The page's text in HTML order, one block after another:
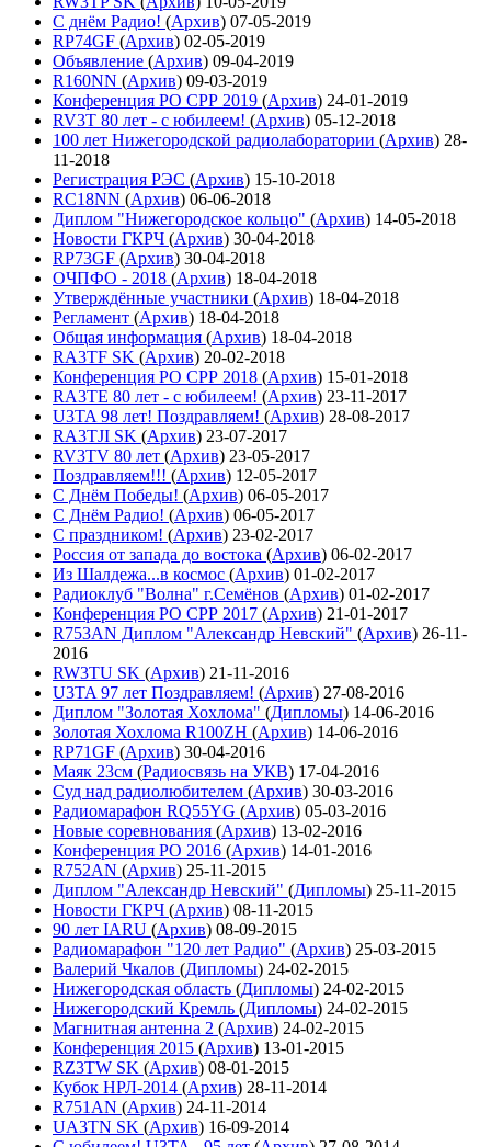
С днём Радио! (Архив) 07-05-2019
RP74GF (Архив) 02-05-2019
Объявление (Архив) 09-04-2019
R160NN (Архив) 09-03-2019
Конференция РО СРР 2019 (Архив) 24-01-2019
RV3T 80 лет - с юбилеем! (Архив) 05-12-2018
100 лет Нижегородской радиолаборатории (Архив) 28-
11-2018
Регистрация РЭС (Архив) 15-10-2018
RC18NN (Архив) 06-06-2018
Диплом "Нижегородское кольцо" (Архив) 14-05-2018
Новости ГКРЧ (Архив) 30-04-2018
RP73GF (Архив) 30-04-2018
ОЧПФО - 2018 (Архив) 18-04-2018
Утверждённые участники (Архив) 18-04-2018
Регламент (Архив) 18-04-2018
Общая информация (Архив) 18-04-2018
RA3TF SK (Архив) 20-02-2018
Конференция РО СРР 2018 (Архив) 15-01-2018
RA3TE 80 лет - с юбилеем! (Архив) 23-11-2017
U3TA 98 лет! Поздравляем! (Архив) 28-08-2017
RA3TJI SK (Архив) 23-07-2017
RV3TV 80 лет (Архив) 23-05-2017
Поздравляем!!! (Архив) 12-05-2017
С Днём Победы! (Архив) 06-05-2017
С Днём Радио! (Архив) 06-05-2017
С праздником! (Архив) 23-02-2017
Россия от запада до востока (Архив) 06-02-2017
Из Шалдежа...в космос (Архив) 01-02-2017
Радиоклуб "Волна" г.Семёнов (Архив) 01-02-2017
Конференция РО СРР 2017 (Архив) 21-01-2017
R753AN Диплом "Александр Невский" (Архив) 26-11-
2016
RW3TU SK (Архив) 21-11-2016
U3TA 97 лет Поздравляем! (Архив) 27-08-2016
Диплом "Золотая Хохлома" (Дипломы) 14-06-2016
Золотая Хохлома R100ZH (Архив) 14-06-2016
RP71GF (Архив) 30-04-2016
Маяк 23см (Радиосвязь на УКВ) 17-04-2016
Суд над радиолюбителем (Архив) 30-03-2016
Радиомарафон RQ55YG (Архив) 05-03-2016
Новые соревнования (Архив) 13-02-2016
Конференция РО 2016 (Архив) 14-01-2016
R752AN (Архив) 25-11-2015
Диплом "Александр Невский" (Дипломы) 25-11-2015
Новости ГКРЧ (Архив) 08-11-2015
90 лет IARU (Архив) 08-09-2015
Радиомарафон "120 лет Радио" (Архив) 25-03-2015
Валерий Чкалов (Дипломы) 24-02-2015
Нижегородская область (Дипломы) 24-02-2015
Нижегородский Кремль (Дипломы) 24-02-2015
Магнитная антенна 2 (Архив) 24-02-2015
Конференция 2015 (Архив) 13-01-2015
RZ3TW SK (Архив) 08-01-2015
Кубок НРЛ-2014 (Архив) 28-11-2014
R751AN (Архив) 24-11-2014
UA3TN SK (Архив) 16-09-2014